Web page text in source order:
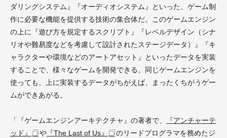
ダリングシステム』『オーディオシステム』といった、ゲーム制
作に必要な機能を提供する技術の集合体だ。このゲームエンジン
の上に『遊び方を規定するスクリプト』『レベルデザイン（シナ
リオや難易度などを考慮して設計されたステージデータ）』『キ
ャラクターや環境などのアートアセット』といったデータを実装
することで、様々なゲームを開発できる。同じゲームエンジンを
使っても、上に実装するデータがちがえば、まったくちがうゲー
ムができあがる。
「『ゲームエンジンアーキテクチャ』の著者で、
『アンチャーテ
ッド』
や 『The Last of Us』
のリードプログラマを務めたジ